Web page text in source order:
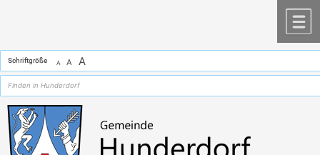
Schriftgröße A A A